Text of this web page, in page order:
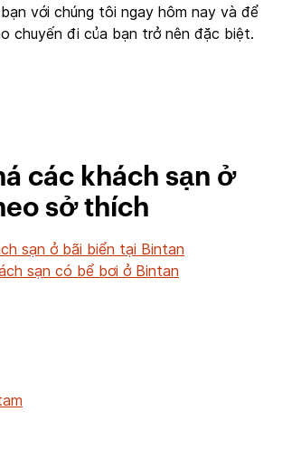
với chúng tôi ngay hôm nay và để
chuyến đi của bạn trở nên đặc biệt.
các khách sạn ở
sở thích
sạn ở bãi biển tại Bintan
sạn có bể bơi ở Bintan